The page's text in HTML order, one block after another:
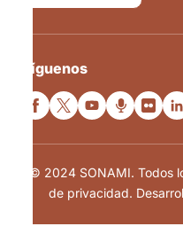
Síguenos
© 2024 SONAMI. Todos
de privacidad.